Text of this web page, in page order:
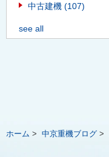
中古建機 (107)
see all
ホーム > 中京重機ブログ >